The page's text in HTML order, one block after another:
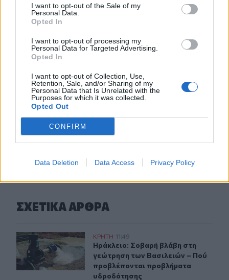
I want to opt-out of the Sale of my
Personal Data.
Opted In
I want to opt-out of processing my
Personal Data for Targeted Advertising.
Opted In
I want to opt-out of Collection, Use,
Retention, Sale, and/or Sharing of my
Personal Data that Is Unrelated with the
Purposes for which it was collected.
Opted Out
CONFIRM
Data Deletion Data Access Privacy Policy
για τον γάμο των ονείρων τους!
Κασσάνοι: Όλα έτοιμα για την Γιορτή Κρεμμυδιού
Επιστρέφει το Φεστιβάλ Μουσικής Δωματίου Χανίων
09:19
Πειραιάς: Κορυφώνεται η έξοδος του Αυγούστου
ΣΧΕΤΙΚA AΡΘΡΑ
Ηράκλειο: Σοβαρή βλάβη στη γεώτρηση των
ΚΡΗΤΗ 11:49
Ηράκλειο: Σοβαρή βλάβη στη
Ηράκλειο: Σοβαρή βλάβη στη
γεώτρηση των Βασιλειών – Πού
προβλέπονται προβλήματα
υδροδότησης